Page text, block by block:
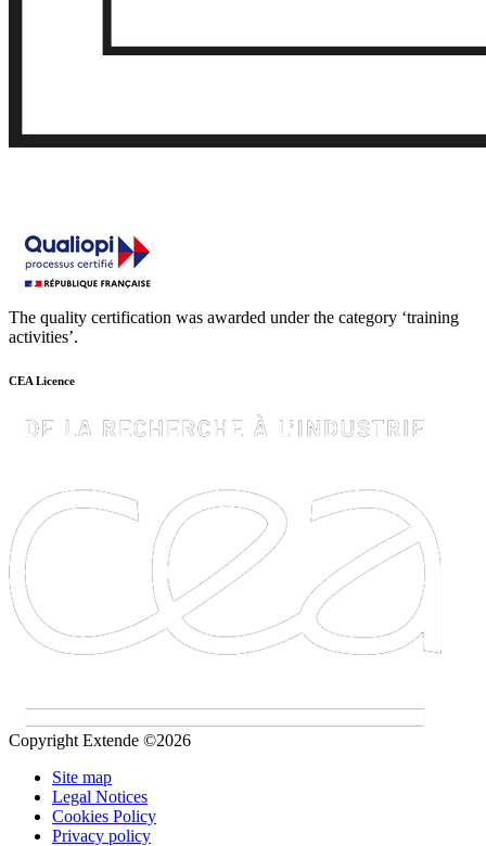
The quality certification was awarded under the category ‘training
activities’.
CEA Licence
Copyright Extende ©2026
Site map
Legal Notices
Cookies Policy
Privacy policy